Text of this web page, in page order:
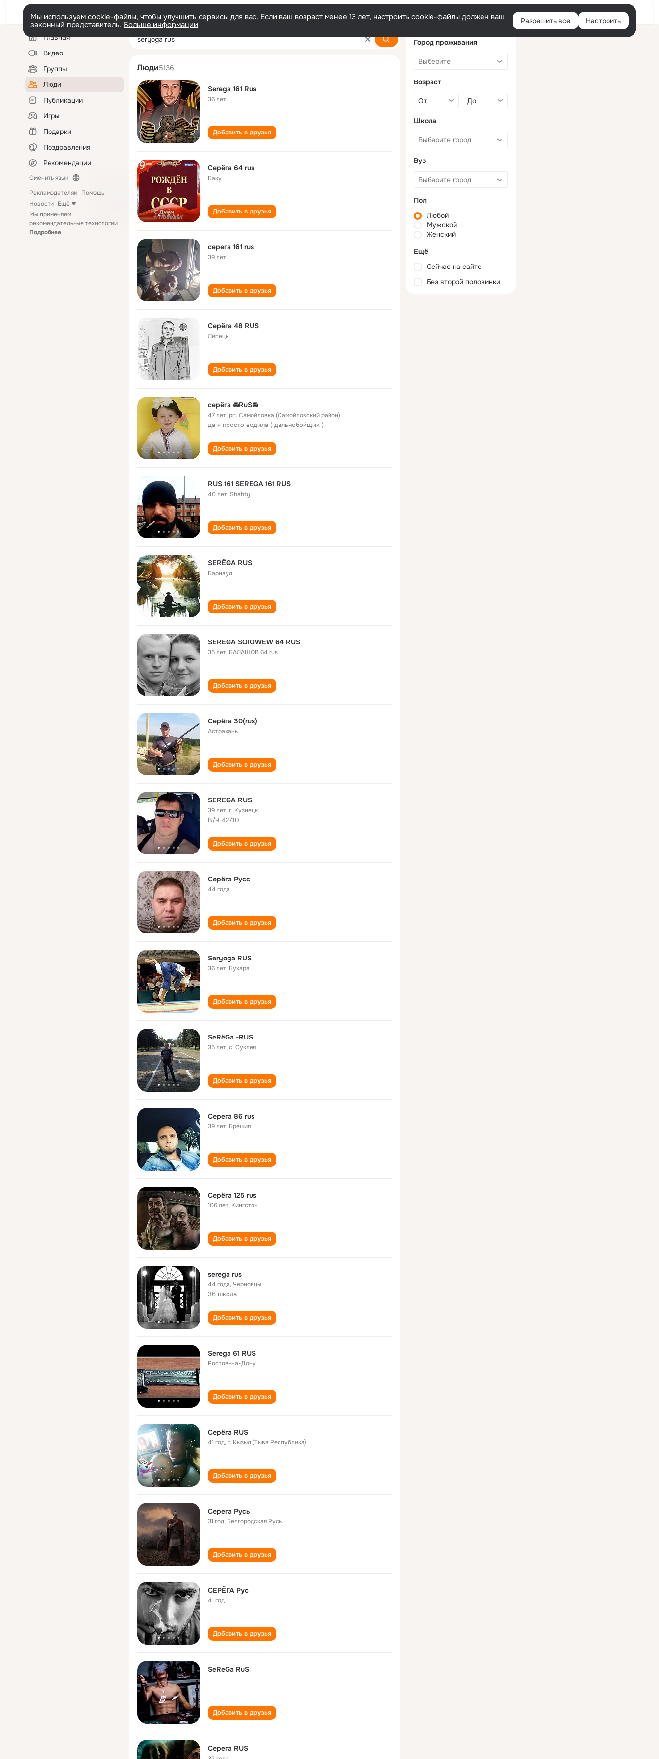
Войти
Мы используем cookie-файлы, чтобы улучшить сервисы для вас. Если ваш возраст менее 13 лет, настроить cookie-файлы должен ваш
законный представитель. Больше информации Разрешить все Настроить
Левая
колонкаГлавная
Видео
Группы
Люди
Публикации
Игры
Подарки
Поздравления
Рекомендации
Сменить язык
Рекламодателям Помощь
Новости Ещё
Мы применяем
рекомендательные технологии
Подробнее
seryoga rus
Люди5136
Serega 161 Rus
36 лет
Добавить в друзья
Серёга 64 rus
Баку
Добавить в друзья
серега 161 rus
39 лет
Добавить в друзья
Серёга 48 RUS
Липецк
Добавить в друзья
серёга 🚘RuS🚘
47 лет,рп. Самойловка (Самойловский район)
да я просто водила ( дальнобойщик )
Добавить в друзья
RUS 161 SEREGA 161 RUS
40 лет, Shahty
Добавить в друзья
SERËGA RUS
Барнаул
Добавить в друзья
SЕRЕGА SOIOWEW 64 RUS
35 лет, БАЛАШОВ 64 rus
Добавить в друзья
Серёга 30(rus)
Астрахань
Добавить в друзья
SEREGA RUS
39 лет,г. Кузнецк
В/Ч 42710
Добавить в друзья
Серёга Русс
44 года
Добавить в друзья
Seryoga RUS
36 лет, Бухара
Добавить в друзья
SeRёGa -RUS
35 лет,с. Суклея
Добавить в друзья
Серега 86 rus
39 лет, Брешия
Добавить в друзья
Серёга 125 rus
106 лет, Кингстон
Добавить в друзья
serega rus
44 года,Черновцы
36 школа
Добавить в друзья
Serega 61 RUS
Ростов-на-Дону
Добавить в друзья
Серёга RUS
41 год,г. Кызыл (Тыва Республика)
Добавить в друзья
Серега Русь
31 год, Белгородская Русь
Добавить в друзья
СЕРËГА Рус
41 год
Добавить в друзья
SeReGa RuS
Добавить в друзья
Серега RUS
Город проживания
Возраст
Школа
Вуз
Пол
Любой
Мужской
Женский
Ещё
Сейчас на сайте
Без второй половинки